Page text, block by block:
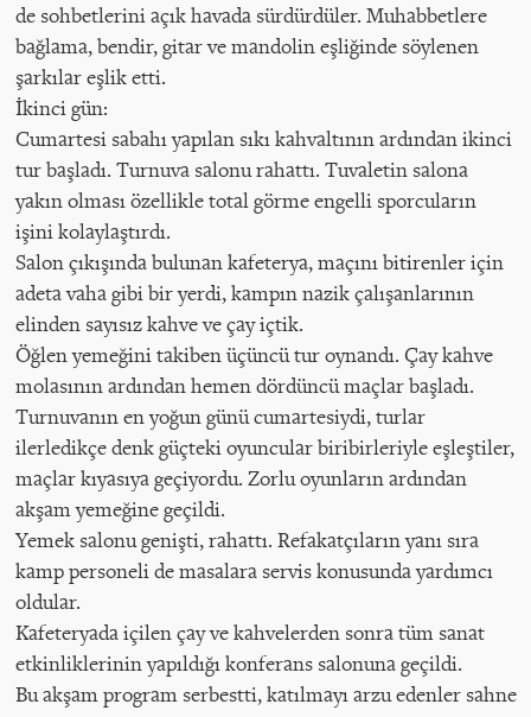
de sohbetlerini açık havada sürdürdüler. Muhabbetlere
bağlama, bendir, gitar ve mandolin eşliğinde söylenen
şarkılar eşlik etti.
İkinci gün:
Cumartesi sabahı yapılan sıkı kahvaltının ardından ikinci
tur başladı. Turnuva salonu rahattı. Tuvaletin salona
yakın olması özellikle total görme engelli sporcuların
işini kolaylaştırdı.
Salon çıkışında bulunan kafeterya, maçını bitirenler için
adeta vaha gibi bir yerdi, kampın nazik çalışanlarının
elinden sayısız kahve ve çay içtik.
Öğlen yemeğini takiben üçüncü tur oynandı. Çay kahve
molasının ardından hemen dördüncü maçlar başladı.
Turnuvanın en yoğun günü cumartesiydi, turlar
ilerledikçe denk güçteki oyuncular biribirleriyle eşleştiler,
maçlar kıyasıya geçiyordu. Zorlu oyunların ardından
akşam yemeğine geçildi.
Yemek salonu genişti, rahattı. Refakatçıların yanı sıra
kamp personeli de masalara servis konusunda yardımcı
oldular.
Kafeteryada içilen çay ve kahvelerden sonra tüm sanat
etkinliklerinin yapıldığı konferans salonuna geçildi.
Bu akşam program serbestti, katılmayı arzu edenler sahne